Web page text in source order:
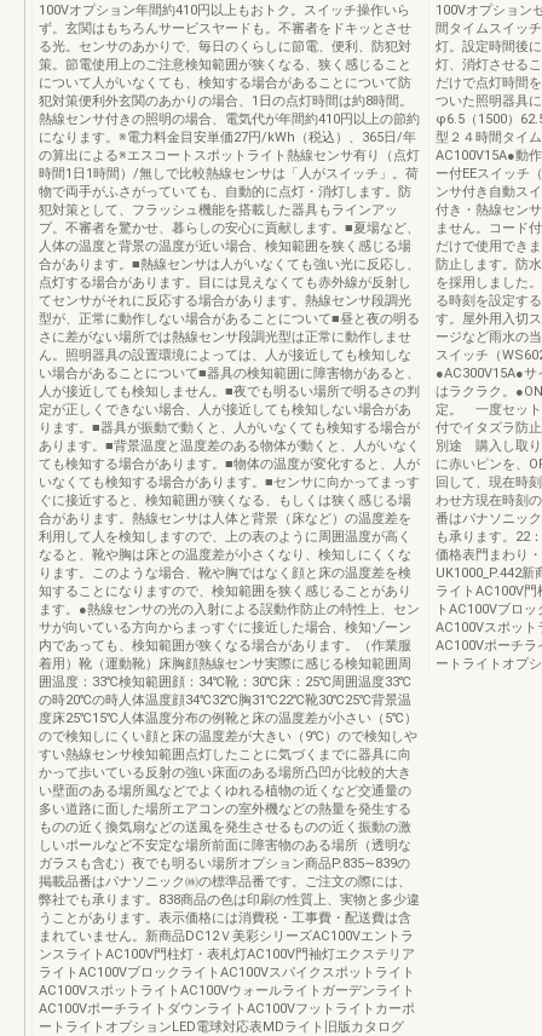
100Vオプション年間約410円以上もおトク。スイッチ操作いら
ず。玄関はもちろんサービスヤードも。不審者をドキッとさせ
る光。センサのあかりで、毎日のくらしに節電、便利、防犯対
策。節電使用上のご注意検知範囲が狭くなる、狭く感じること
について人がいなくても、検知する場合があることについて防
犯対策便利外玄関のあかりの場合、1日の点灯時間は約8時間。
熱線センサ付きの照明の場合、電気代が年間約410円以上の節約
になります。※電力料金目安単価27円/kWh（税込）、365日/年
の算出による※エスコートスポットライト熱線センサ有り（点灯
時間1日1時間）/無しで比較熱線センサは「人がスイッチ」。荷
物で両手がふさがっていても、自動的に点灯・消灯します。防
犯対策として、フラッシュ機能を搭載した器具もラインアッ
プ。不審者を驚かせ、暮らしの安心に貢献します。■夏場など、
人体の温度と背景の温度が近い場合、検知範囲を狭く感じる場
合があります。■熱線センサは人がいなくても強い光に反応し、
点灯する場合があります。目には見えなくても赤外線が反射し
てセンサがそれに反応する場合があります。熱線センサ段調光
型が、正常に動作しない場合があることについて■昼と夜の明る
さに差がない場所では熱線センサ段調光型は正常に動作しませ
ん。照明器具の設置環境によっては、人が接近しても検知しな
い場合があることについて■器具の検知範囲に障害物があると、
人が接近しても検知しません。■夜でも明るい場所で明るさの判
定が正しくできない場合、人が接近しても検知しない場合があ
ります。■器具が振動で動くと、人がいなくても検知する場合が
あります。■背景温度と温度差のある物体が動くと、人がいなく
ても検知する場合があります。■物体の温度が変化すると、人が
いなくても検知する場合があります。■センサに向かってまっす
ぐに接近すると、検知範囲が狭くなる、もしくは狭く感じる場
合があります。熱線センサは人体と背景（床など）の温度差を
利用して人を検知しますので、上の表のように周囲温度が高く
なると、靴や胸は床との温度差が小さくなり、検知しにくくな
ります。このような場合、靴や胸ではなく顔と床の温度差を検
知することになりますので、検知範囲を狭く感じることがあり
ます。●熱線センサの光の入射による誤動作防止の特性上、セン
サが向いている方向からまっすぐに接近した場合、検知ゾーン
内であっても、検知範囲が狭くなる場合があります。（作業服
着用）靴（運動靴）床胸顔熱線センサ実際に感じる検知範囲周
囲温度：33℃検知範囲顔：34℃靴：30℃床：25℃周囲温度33℃
の時20℃の時人体温度顔34℃32℃胸31℃22℃靴30℃25℃背景温
度床25℃15℃人体温度分布の例靴と床の温度差が小さい（5℃）
ので検知しにくい顔と床の温度差が大きい（9℃）ので検知しや
すい熱線センサ検知範囲点灯したことに気づくまでに器具に向
かって歩いている反射の強い床面のある場所凸凹が比較的大き
い壁面のある場所風などでよくゆれる植物の近くなど交通量の
多い道路に面した場所エアコンの室外機などの熱量を発生する
ものの近く換気扇などの送風を発生させるものの近く振動の激
しいポールなど不安定な場所前面に障害物のある場所（透明な
ガラスも含む）夜でも明るい場所オプション商品P.835∼839の
掲載品番はパナソニック㈱の標準品番です。ご注文の際には、
弊社でも承ります。838商品の色は印刷の性質上、実物と多少違
うことがあります。表示価格には消費税・工事費・配送費は含
まれていません。新商品DC12Ｖ美彩シリーズAC100Vエントラ
ンスライトAC100V門柱灯・表札灯AC100V門袖灯エクステリア
ライトAC100VブロックライトAC100Vスパイクスポットライト
AC100VスポットライトAC100Vウォールライトガーデンライト
AC100VポーチライトダウンライトAC100Vフットライトカーポ
ートライトオプションLED電球対応表MDライト旧版カタログ
100Vオプション
間タイムスイッ
灯。設定時間後
灯、消灯させる
だけで点灯時間
ついた照明器具
φ6.5（1500）
型２４時間タイ
AC100V15A●動
ー付EEスイッチ
ンサ付き自動ス
付き・熱線セン
ません。コード
だけで使用でき
防止します。防
を採用しました
る時刻を設定す
す。屋外用入切
ージなど雨水の
スイッチ（
●AC300V15A●
はラクラク。
定。 一度セット
付でイタズラ防
別途 購入し取り
に赤いピンを、
回して、現在時
わせ方現在時刻
番はパナソニッ
も承ります。22
価格表門まわり
UK1000_P.442
ライトAC100V
トAC100Vブロ
AC100Vスポッ
AC100Vポーチ
ートライトオプ